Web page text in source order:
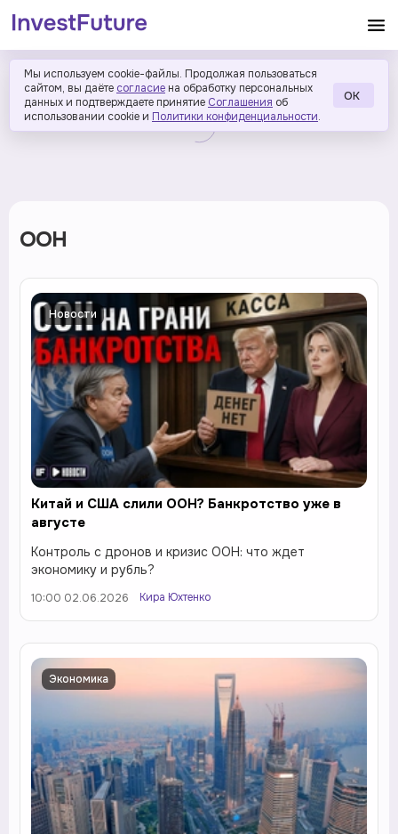
Мы используем cookie-файлы. Продолжая пользоваться
сайтом, вы даёте согласие на обработку персональных
данных и подтверждаете принятие Соглашения об
использовании cookie и Политики конфиденциальности.
ОК
ООН
Новости
Китай и США слили ООН? Банкротство уже в
августе
Контроль с дронов и кризис ООН: что ждет
экономику и рубль?
10:00 02.06.2026 Кира Юхтенко
Экономика